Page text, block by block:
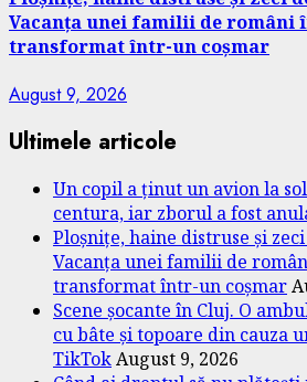
Vacanța unei familii de români
transformat într-un coșmar
August 9, 2026
Ultimele articole
Un copil a ținut un avion la
centura, iar zborul a fost
Ploșnițe, haine distruse și
Vacanța unei familii de
transformat într-un coșmar
Scene șocante în Cluj. O
cu bâte și topoare din cauza
TikTokAugust 9, 2026